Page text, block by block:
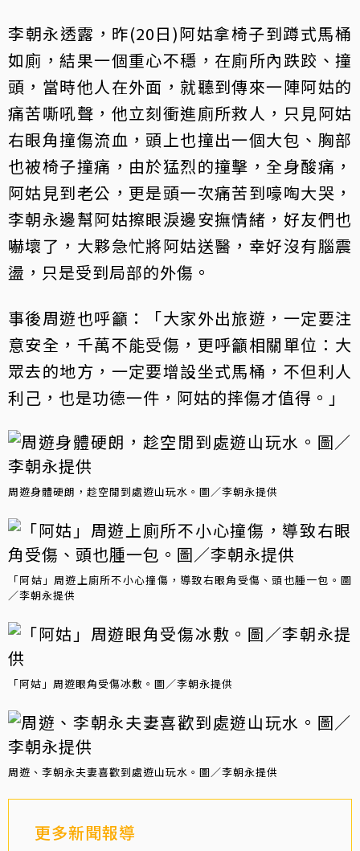
李朝永透露，昨(20日)阿姑拿椅子到蹲式馬桶
如廁，結果一個重心不穩，在廁所內跌跤、撞
頭，當時他人在外面，就聽到傳來一陣阿姑的
痛苦嘶吼聲，他立刻衝進廁所救人，只見阿姑
右眼角撞傷流血，頭上也撞出一個大包、胸部
也被椅子撞痛，由於猛烈的撞擊，全身酸痛，
阿姑見到老公，更是頭一次痛苦到嚎啕大哭，
李朝永邊幫阿姑擦眼淚邊安撫情緒，好友們也
嚇壞了，大夥急忙將阿姑送醫，幸好沒有腦震
盪，只是受到局部的外傷。
事後周遊也呼籲：「大家外出旅遊，一定要注
意安全，千萬不能受傷，更呼籲相關單位：大
眾去的地方，一定要增設坐式馬桶，不但利人
利己，也是功德一件，阿姑的摔傷才值得。」
周遊身體硬朗，趁空閒到處遊山玩水。圖／李朝永提供
「阿姑」周遊上廁所不小心撞傷，導致右眼角受傷、頭也腫一包。圖
／李朝永提供
「阿姑」周遊眼角受傷冰敷。圖／李朝永提供
周遊、李朝永夫妻喜歡到處遊山玩水。圖／李朝永提供
更多新聞報導